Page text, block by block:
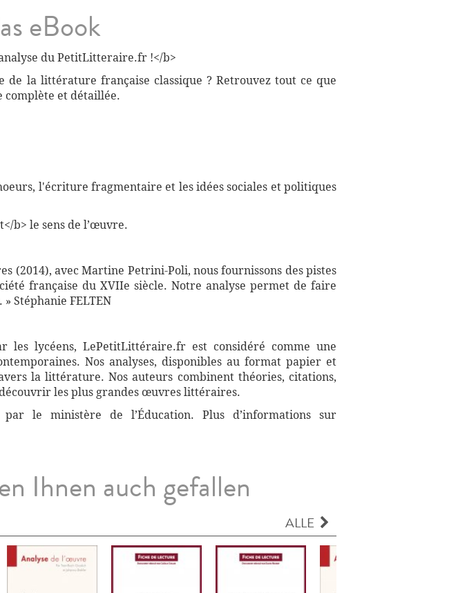
eBook
du PetitLitteraire.fr !</b>
la littérature française classique ? Retrouvez tout ce que
complète et détaillée.
l'écriture fragmentaire et les idées sociales et politiques
b> le sens de l’œuvre.
(2014), avec Martine Petrini-Poli, nous fournissons des pistes
française du XVIIe siècle. Notre analyse permet de faire
Stéphanie FELTEN
lycéens, LePetitLittéraire.fr est considéré comme une
Nos analyses, disponibles au format papier et
la littérature. Nos auteurs combinent théories, citations,
les plus grandes œuvres littéraires.
le ministère de l’Éducation. Plus d’informations sur
Ihnen auch gefallen
ALLE